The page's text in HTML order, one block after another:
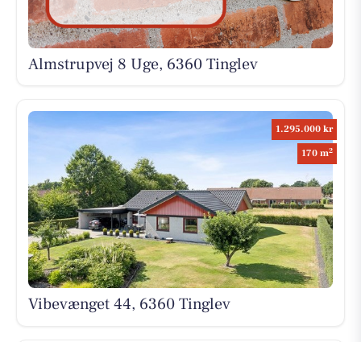
Almstrupvej 8 Uge, 6360 Tinglev
1.295.000 kr
170 m2
Vibevænget 44, 6360 Tinglev